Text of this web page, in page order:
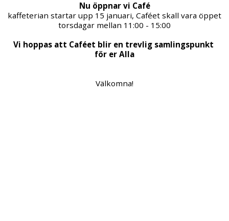
Nu öppnar vi Café
kaffeterian startar upp 15 januari, Caféet skall vara öppet
torsdagar mellan 11:00 - 15:00
Vi hoppas att Caféet blir en trevlig samlingspunkt
för er Alla
Välkomna!